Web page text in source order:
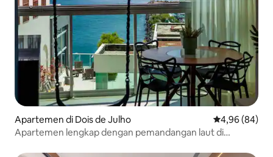
Apartemen di Dois de Julho Nilai rata-rata
4,96 (84)
Apartemen lengkap dengan pemandangan laut di